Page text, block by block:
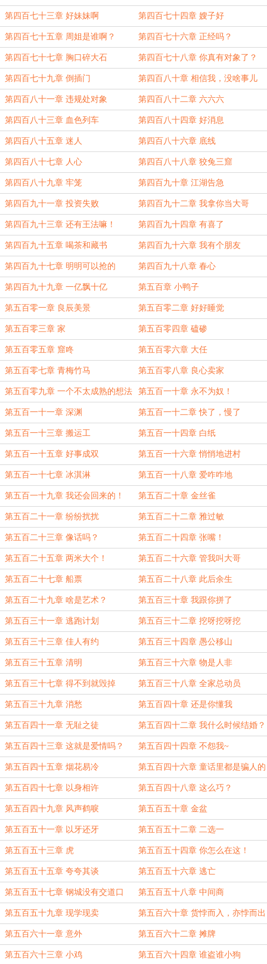
吧？
第四百七十三章 好妹妹啊 第四百七十四章 嫂子好
第四百七十五章 周姐是谁啊？ 第四百七十六章 正经吗？
第四百七十七章 胸口碎大石 第四百七十八章 你真有对象了？
第四百七十九章 倒插门 第四百八十章 相信我，没啥事儿
第四百八十一章 违规处对象 第四百八十二章 六六六
第四百八十三章 血色列车 第四百八十四章 好消息
第四百八十五章 迷人 第四百八十六章 底线
第四百八十七章 人心 第四百八十八章 狡兔三窟
第四百八十九章 牢笼 第四百九十章 江湖告急
第四百九十一章 投资失败 第四百九十二章 我拿你当大哥
第四百九十三章 还有王法嘛！ 第四百九十四章 有喜了
第四百九十五章 喝茶和藏书 第四百九十六章 我有个朋友
第四百九十七章 明明可以抢的 第四百九十八章 春心
第四百九十九章 一亿飘十亿 第五百章 小鸭子
第五百零一章 良辰美景 第五百零二章 好好睡觉
第五百零三章 家 第五百零四章 磕碜
第五百零五章 窟咚 第五百零六章 大任
第五百零七章 青梅竹马 第五百零八章 良心卖家
第五百零九章 一个不太成熟的想法 第五百一十章 永不为奴！
第五百一十一章 深渊 第五百一十二章 快了，慢了
第五百一十三章 搬运工 第五百一十四章 白纸
第五百一十五章 好事成双 第五百一十六章 悄悄地进村
第五百一十七章 冰淇淋 第五百一十八章 爱咋咋地
第五百一十九章 我还会回来的！ 第五百二十章 金丝雀
第五百二十一章 纷纷扰扰 第五百二十二章 雅过敏
第五百二十三章 像话吗？ 第五百二十四章 张嘴！
第五百二十五章 两米大个！ 第五百二十六章 管我叫大哥
第五百二十七章 船票 第五百二十八章 此后余生
第五百二十九章 啥是艺术？ 第五百三十章 我跟你拼了
第五百三十一章 逃跑计划 第五百三十二章 挖呀挖呀挖
第五百三十三章 佳人有约 第五百三十四章 愚公移山
第五百三十五章 清明 第五百三十六章 物是人非
第五百三十七章 得不到就毁掉 第五百三十八章 全家总动员
第五百三十九章 消愁 第五百四十章 还是你懂我
第五百四十一章 无耻之徒 第五百四十二章 我什么时候结婚？
第五百四十三章 这就是爱情吗？ 第五百四十四章 不怨我~
第五百四十五章 烟花易冷 第五百四十六章 童话里都是骗人的
第五百四十七章 以身相许 第五百四十八章 这么巧？
第五百四十九章 风声鹤唳 第五百五十章 金盆
第五百五十一章 以牙还牙 第五百五十二章 二选一
第五百五十三章 虎 第五百五十四章 你怎么在这！
第五百五十五章 夸夸其谈 第五百五十六章 逃亡
第五百五十七章 钢城没有交道口 第五百五十八章 中间商
第五百五十九章 现学现卖 第五百六十章 货悖而入，亦悖而出
第五百六十一章 意外 第五百六十二章 摊牌
第五百六十三章 小鸡 第五百六十四章 谁盗谁小狗